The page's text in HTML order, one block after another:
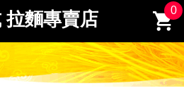
拉麵專賣店 0